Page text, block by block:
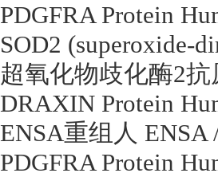
PDGFRA Protein
SOD2 (superoxide-
超氧化物歧化酶2抗
DRAXIN Protein
ENSA重组人 ENSA
PDGFRA Protein